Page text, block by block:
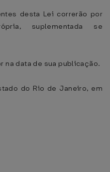
desta Lei correrão por
suplementada se
na data de sua publicação.
do Rio de Janeiro, em